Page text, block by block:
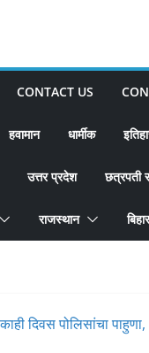
CONTACT US
हवामान धार्मीक
उत्तर प्रदेश छत्रपती
राजस्थान बिहार